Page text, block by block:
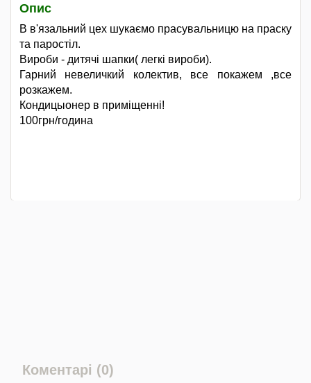
Опис
В в'язальний цех шукаємо прасувальницю на праску
та паростіл.
Вироби - дитячі шапки( легкі вироби).
Гарний невеличкий колектив, все покажем ,все
розкажем.
Кондицыонер в приміщенні!
100грн/година
Коментарі (0)